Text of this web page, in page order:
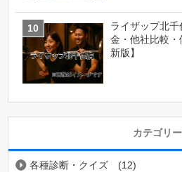
ライザップ北
金・他社比較
新版】
カテゴリー
各種診断・クイズ (12)